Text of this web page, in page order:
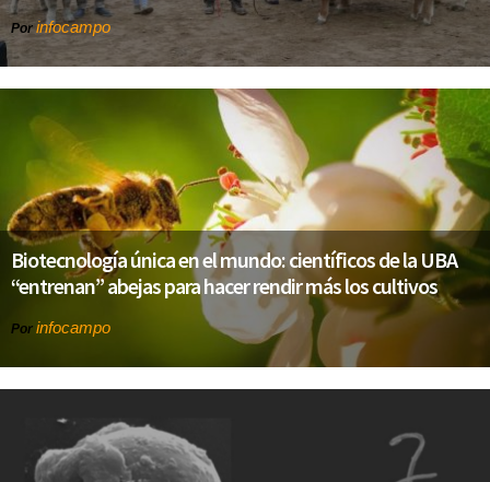
Porinfocampo
Biotecnología única en el mundo: científicos de la UBA
“entrenan” abejas para hacer rendir más los cultivos
Por infocampo